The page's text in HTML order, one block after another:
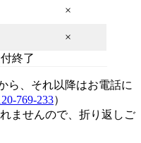
×
×
終了
ら、それ以降はお電話に
769-233）
ませんので、折り返しご